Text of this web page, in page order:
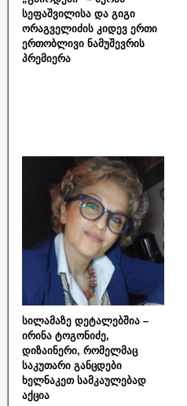
სეფაშვილისა და გიგი
ორაგველიძის კიდევ ერთი
ერთობლივი ნამუშევრის
პრემიერა
სილამაზე დეტალებშია –
ირინა ტოგონიძე,
დიზაინერი, რომელმაც
საკუთარი განცდები
ხელნაკეთ სამკაულებად
აქცია